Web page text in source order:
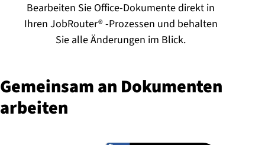
Bearbeiten Sie Office-Dokumente direkt in
Ihren JobRouter® -Prozessen und behalten
Sie alle Änderungen im Blick.
Gemeinsam an Dokumenten
arbeiten